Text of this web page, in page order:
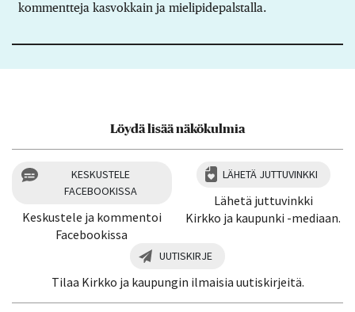
kommentteja kasvokkain ja mielipidepalstalla.
Löydä lisää näkökulmia
KESKUSTELE
FACEBOOKISSA
Keskustele ja kommentoi
Facebookissa
LÄHETÄ JUTTUVINKKI
Lähetä juttuvinkki
Kirkko ja kaupunki -mediaan.
UUTISKIRJE
Tilaa Kirkko ja kaupungin ilmaisia uutiskirjeitä.